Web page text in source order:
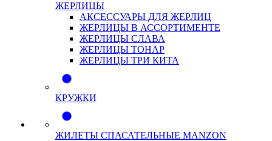
ЖЕРЛИЦЫ
АКСЕССУАРЫ ДЛЯ ЖЕРЛИЦ
ЖЕРЛИЦЫ В АССОРТИМЕНТЕ
ЖЕРЛИЦЫ СЛАВА
ЖЕРЛИЦЫ ТОНАР
ЖЕРЛИЦЫ ТРИ КИТА
КРУЖКИ
ЖИЛЕТЫ СПАСАТЕЛЬНЫЕ MANZON